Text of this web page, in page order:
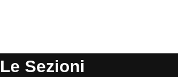
Le Sezioni